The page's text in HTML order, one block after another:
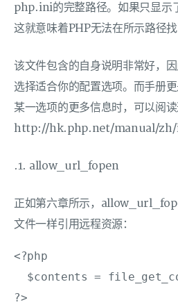
php.ini的完整路径。如果只显示
这就意味着PHP无法在所示路径
该文件包含的自身说明非常好，
选择适合你的配置选项。而手册
某一选项的更多信息时，可以阅读
http://hk.php.net/manual/
.1. allow_url_fopen
正如第六章所示，
文件一样引用远程资源：
<?php
$contents =